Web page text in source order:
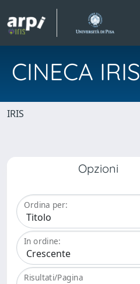
CINECA IRIS
IRIS
Opzioni
Ordina per:
In ordine:
Risultati/Pagina